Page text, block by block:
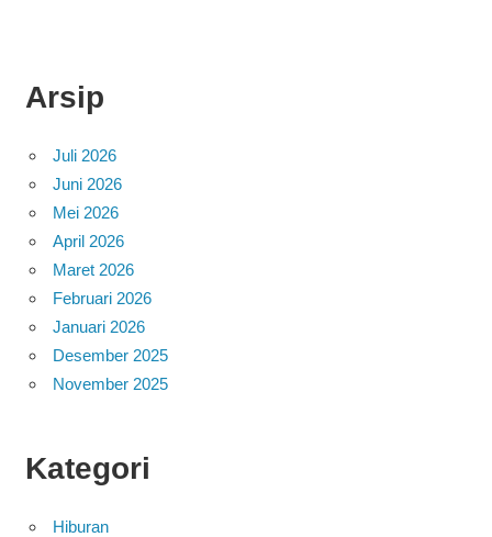
Arsip
Juli 2026
Juni 2026
Mei 2026
April 2026
Maret 2026
Februari 2026
Januari 2026
Desember 2025
November 2025
Kategori
Hiburan